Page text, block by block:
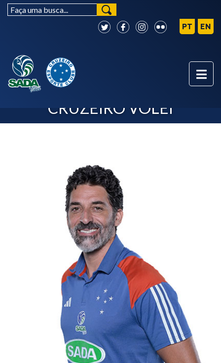
COMISSÃO TÉCNICA - SADA
CRUZEIRO VÔLEI